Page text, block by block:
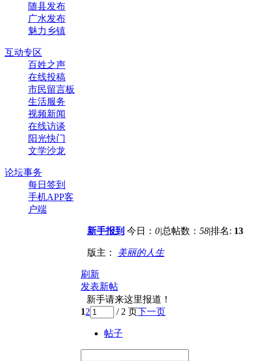
随县发布
广水发布
魅力乡镇
互动专区
百姓之声
在线投稿
市民留言板
生活服务
视频新闻
在线访谈
阳光快门
文学沙龙
论坛事务
每日签到
手机APP客
户端
新手报到 今日： 0|总帖数： 58|排名: 13
版主： 美丽的人生
刷新
发表新帖
新手请来这里报道！
12 / 2 页下一页
帖子